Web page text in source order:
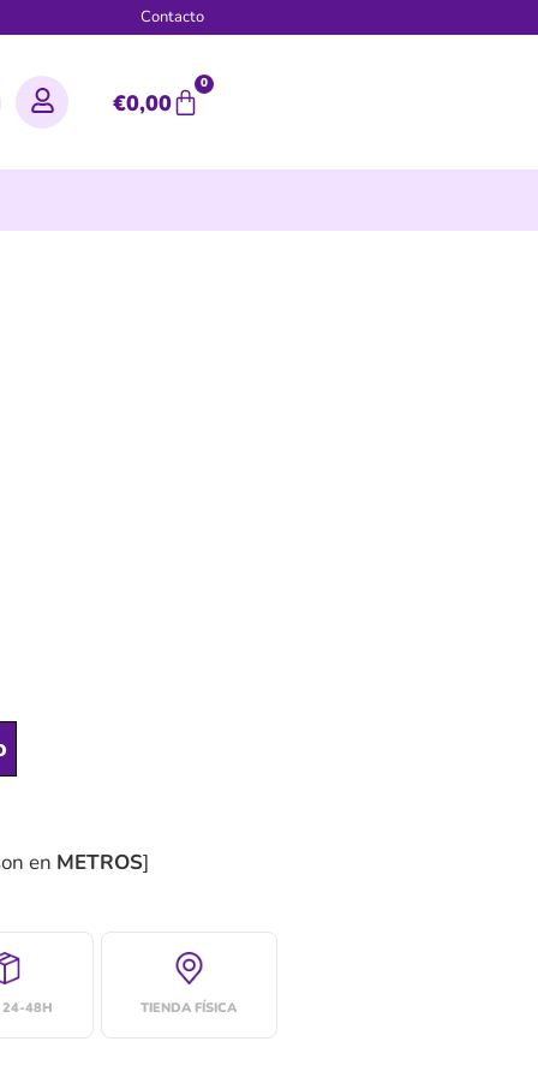
Contacto
€0,00
0
en METROS]
24-48H TIENDA FÍSICA